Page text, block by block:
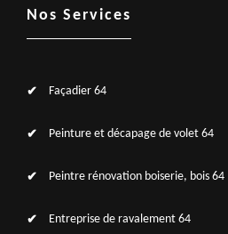
Nos Services
Façadier 64
Peinture et décapage de volet 64
Peintre rénovation boiserie, bois 64
Entreprise de ravalement 64